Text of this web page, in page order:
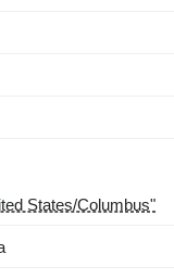
States/Columbus"